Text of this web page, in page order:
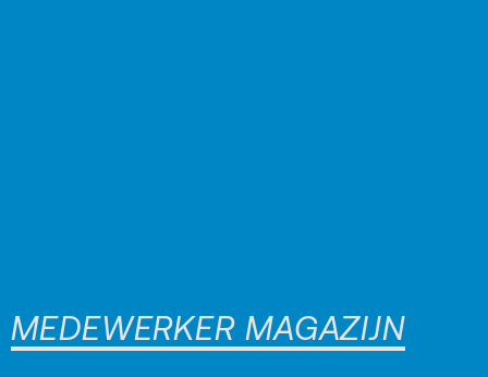
MEDEWERKER MAGAZIJN